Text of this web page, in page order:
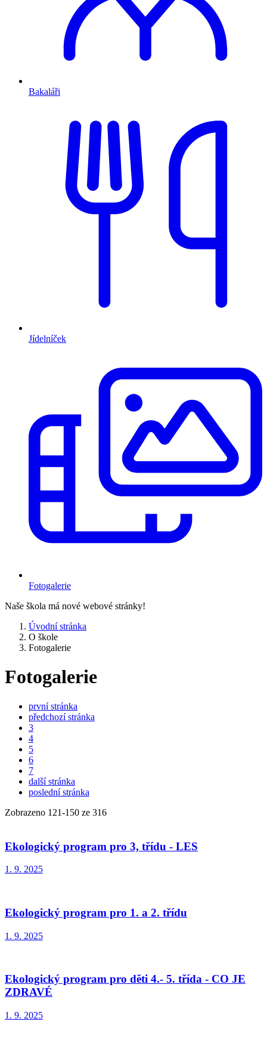
Bakaláři
Jídelníček
Fotogalerie
Naše škola má nové webové stránky!
Úvodní stránka
O škole
Fotogalerie
Fotogalerie
první stránka
předchozí stránka
3
4
5
6
7
další stránka
poslední stránka
Zobrazeno 121-150 ze 316
Ekologický program pro 3, třídu - LES
1. 9. 2025
Ekologický program pro 1. a 2. třídu
1. 9. 2025
Ekologický program pro děti 4.- 5. třída - CO JE
ZDRAVÉ
1. 9. 2025